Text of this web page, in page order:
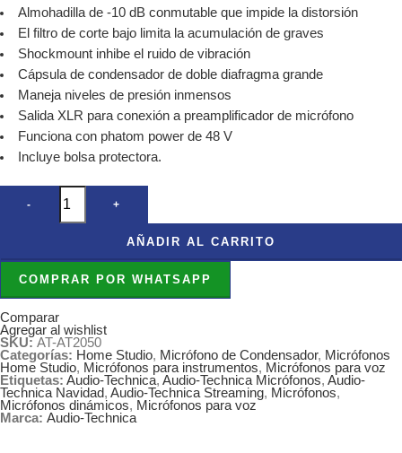
Almohadilla de -10 dB conmutable que impide la distorsión
El filtro de corte bajo limita la acumulación de graves
Shockmount inhibe el ruido de vibración
Cápsula de condensador de doble diafragma grande
Maneja niveles de presión inmensos
Salida XLR para conexión a preamplificador de micrófono
Funciona con phatom power de 48 V
Incluye bolsa protectora.
- +
AÑADIR AL CARRITO
COMPRAR POR WHATSAPP
Comparar
Agregar al wishlist
SKU: AT-AT2050
Categorías: Home Studio, Micrófono de Condensador, Micrófonos
Home Studio, Micrófonos para instrumentos, Micrófonos para voz
Etiquetas: Audio-Technica, Audio-Technica Micrófonos, Audio-
Technica Navidad, Audio-Technica Streaming, Micrófonos,
Micrófonos dinámicos, Micrófonos para voz
Marca: Audio-Technica